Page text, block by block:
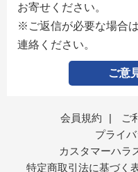
お寄せください。
※ご返信が必要な場合は
連絡ください。
ご意
会員規約 | ご
プライ
カスタマーハラ
特定商取引法に基づく